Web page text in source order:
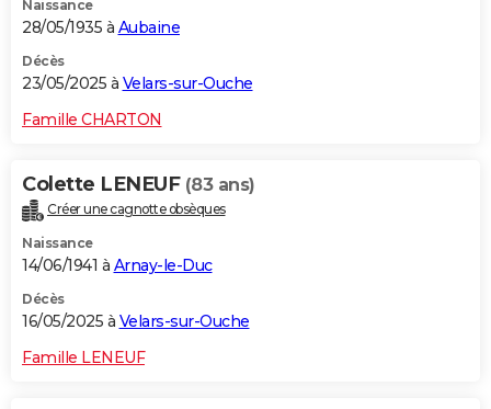
Naissance
28/05/1935 à Aubaine
Décès
23/05/2025 à Velars-sur-Ouche
Famille CHARTON
Colette LENEUF (83 ans)
Créer une cagnotte obsèques
Naissance
14/06/1941 à Arnay-le-Duc
Décès
16/05/2025 à Velars-sur-Ouche
Famille LENEUF